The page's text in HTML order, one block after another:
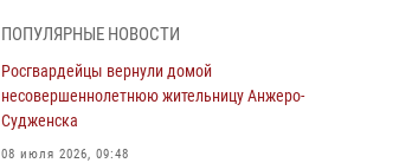
В Кузбассе стартовал чемпионат Сибирского
ордена Жукова округа Росгвардии по
служебно-боевой стрельбе
05 августа 2026, 10:53
ПОПУЛЯРНЫЕ НОВОСТИ
Росгвардейцы вернули домой
несовершеннолетнюю жительницу Анжеро-
Судженска
08 июля 2026, 09:48